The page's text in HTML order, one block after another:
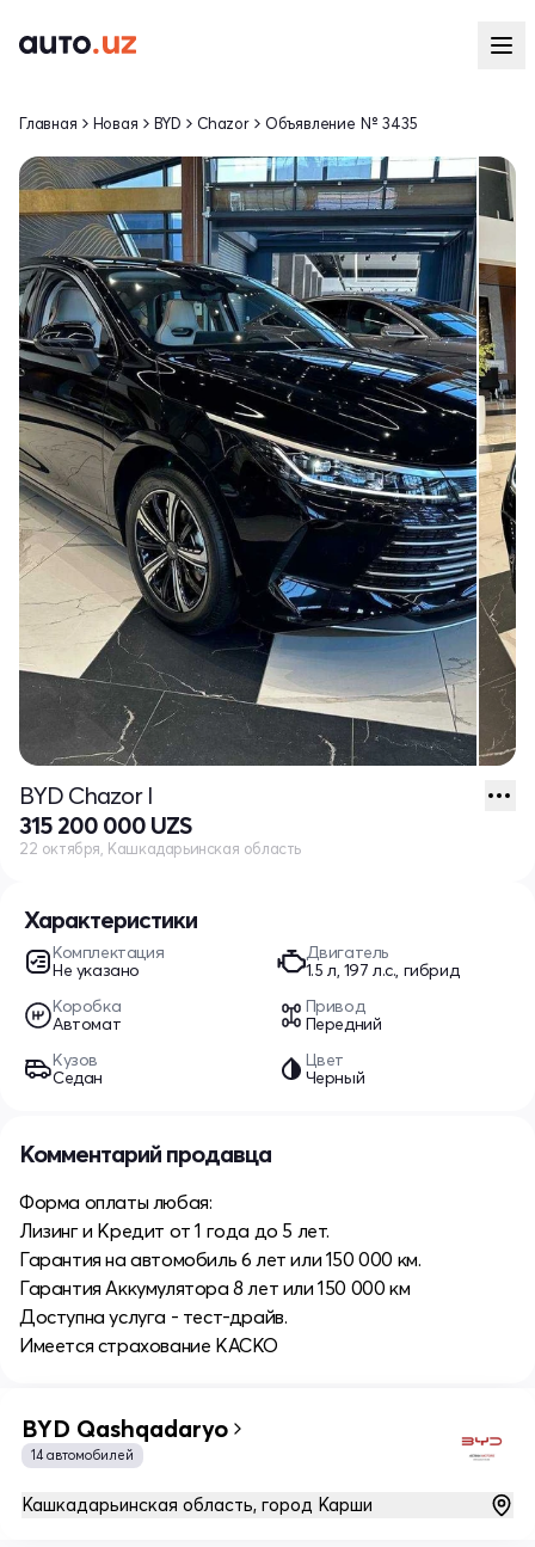
Характеристики
Комплектация
Не указано
Двигатель
1.5 л, 197 л.с., гибрид
Коробка
Автомат
Привод
Передний
Кузов
Седан
Цвет
Черный
Главная Новая BYD Chazor Объявление № 3435
BYD Chazor I
315 200 000 UZS
22 октября, Кашкадарьинская область
Комментарий продавца
Форма оплаты любая:
Лизинг и Кредит от 1 года до 5 лет.
Гарантия на автомобиль 6 лет или 150 000 км.
Гарантия Аккумулятора 8 лет или 150 000 км
Доступна услуга - тест-драйв.
Имеется страхование КАСКО
BYD Qashqadaryo
14 автомобилей
Кашкадарьинская область, город Карши